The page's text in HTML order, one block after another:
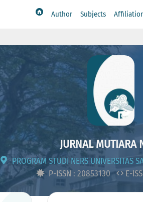
Author Subjects
JURNAL MUTIARA
PROGRAM STUDI NERS UNIVERSITAS
P-ISSN : 20853130
E-